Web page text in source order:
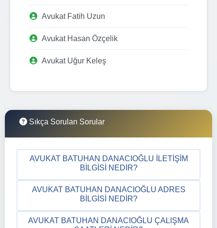
Avukat Fatih Uzun
Avukat Hasan Özçelik
Avukat Uğur Keleş
Sıkça Sorulan Sorular
AVUKAT BATUHAN DANACIOĞLU İLETIŞIM
BILGISI NEDIR?
AVUKAT BATUHAN DANACIOĞLU ADRES
BILGISI NEDIR?
AVUKAT BATUHAN DANACIOĞLU ÇALIŞMA